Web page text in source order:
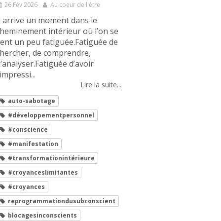
26 Fév 2026 Au coeur de l'être
arrive un moment dans le
intérieur où l’on se
un peu fatiguée.Fatiguée de
de comprendre,
d’avoir
Lire la suite...
auto-sabotage
#développementpersonnel
#conscience
#manifestation
#transformationintérieure
#croyanceslimitantes
#croyances
reprogrammationdusubconscient
blocagesinconscients